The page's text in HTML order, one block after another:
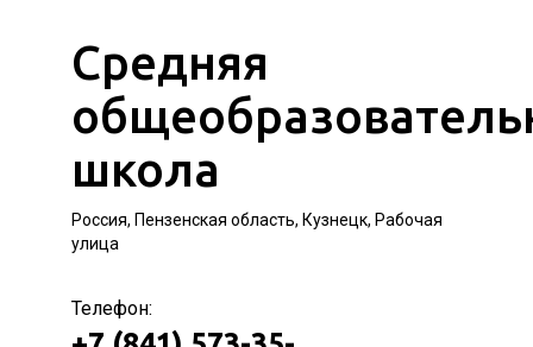
Средняя
школа
Россия, Пензенская область, Кузнецк, Рабочая
улица
Телефон: